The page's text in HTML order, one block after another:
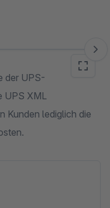
der UPS-
UPS XML
Kunden lediglich die